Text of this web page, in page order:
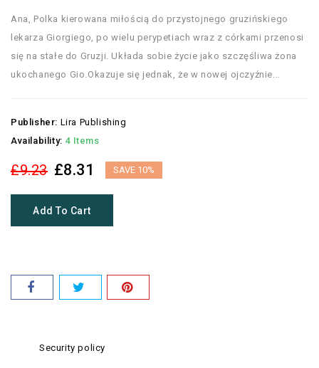
Ana, Polka kierowana miłością do przystojnego gruzińskiego
lekarza Giorgiego, po wielu perypetiach wraz z córkami przenosi
się na stałe do Gruzji. Układa sobie życie jako szczęśliwa żona
ukochanego Gio.Okazuje się jednak, że w nowej ojczyźnie...
Publisher: Lira Publishing
Availability: 4 Items
£9.23 £8.31 SAVE 10%
Add To Cart
Security policy